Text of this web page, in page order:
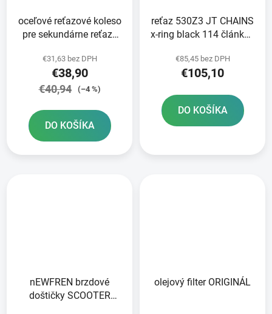
oceľové reťazové koleso
pre sekundárne reťaze
€31,63 bez DPH
€38,90
€40,94 (–4 %)
DO KOŠÍKA
reťaz 530Z3 JT CHAINS
x-ring black 114 článkov
€85,45 bez DPH
€105,10
DO KOŠÍKA
nEWFREN brzdové
doštičky SCOOTER
olejový filter ORIGINÁL